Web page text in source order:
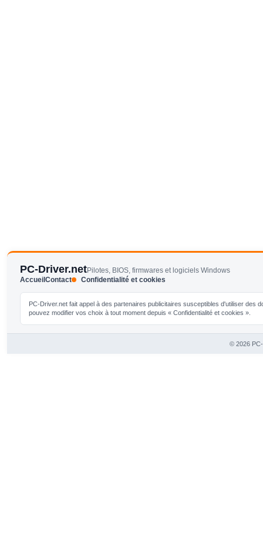
PC-Driver.netPilotes, BIOS, firmwares et logiciels Windows
AccueilContact Confidentialité et cookies
PC-Driver.net fait appel à des partenaires publicitaires susceptibles d'utiliser
pouvez modifier vos choix à tout moment depuis « Confidentialité et cookies ».
© 2026